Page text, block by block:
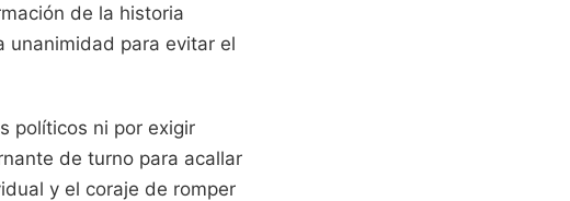
de la historia
unanimidad para evitar el
políticos ni por exigir
de turno para acallar
y el coraje de romper